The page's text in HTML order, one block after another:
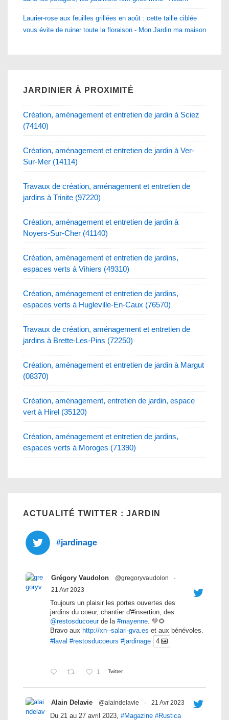
Laurier-rose aux feuilles grillées en août : cette taille ciblée
vous évite de ruiner toute la floraison - Mon Jardin ma maison
JARDINIER À PROXIMITÉ
Création, aménagement et entretien de jardin à Sciez
(74140)
Création, aménagement et entretien de jardin à Ver-
Sur-Mer (14114)
Travaux de création, aménagement et entretien de
jardins à Trinite (97220)
Création, aménagement et entretien de jardin à
Noyers-Sur-Cher (41140)
Création, aménagement et entretien de jardins,
espaces verts à Vihiers (49310)
Création, aménagement et entretien de jardins,
espaces verts à Hugleville-En-Caux (76570)
Travaux de création, aménagement et entretien de
jardins à Brette-Les-Pins (72250)
Création, aménagement et entretien de jardin à Margut
(08370)
Création, aménagement, entretien de jardin, espace
vert à Hirel (35120)
Création, aménagement et entretien de jardins,
espaces verts à Moroges (71390)
ACTUALITÉ TWITTER : JARDIN
#jardinage
Grégory Vaudolon @gregoryvaudolon
·
21 Avr 2023
Toujours un plaisir les portes ouvertes des
jardins du coeur, chantier d'#insertion, des
@restosducoeurde la #mayenne. 💚🌻
Bravo aux http://xn--salari-gva.es et aux bénévoles.
#laval #restosducoeurs #jardinage 4
1 Twitter
Alain Delavie @alaindelavie · 21 Avr 2023
Du 21 au 27 avril 2023, #Magazine #Rustica